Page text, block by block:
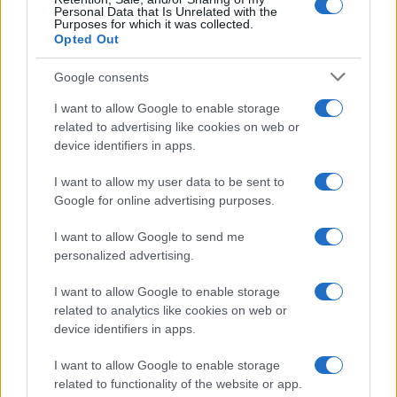
Personal Data that Is Unrelated with the
Purposes for which it was collected.
Opted Out
Google consents
I want to allow Google to enable storage
related to advertising like cookies on web or
device identifiers in apps.
I want to allow my user data to be sent to
Google for online advertising purposes.
I want to allow Google to send me
personalized advertising.
I want to allow Google to enable storage
related to analytics like cookies on web or
device identifiers in apps.
I want to allow Google to enable storage
related to functionality of the website or app.
V OTP banki opozarjajo na
skimmingom
V torek ob nespremenjenih
goriv
avtomobilski spektakel:
Rohnenje motorjev, dvoboji na
progah in atraktivni Car Meet
večera zajele večji del države
Obvestila
Izklop elektrike: 426. Nadzorništvo Vuzenica - Območje Sv.
Anton na Pohorju
Izklop elektrike: 425. Nadzorništvo Vuzenica - Območje